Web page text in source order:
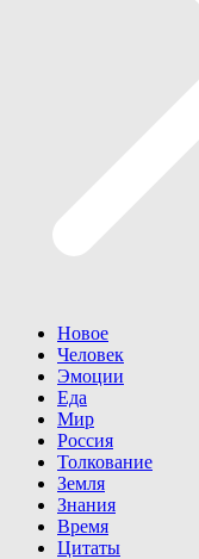
Новое
Человек
Эмоции
Еда
Мир
Россия
Толкование
Земля
Знания
Время
Цитаты